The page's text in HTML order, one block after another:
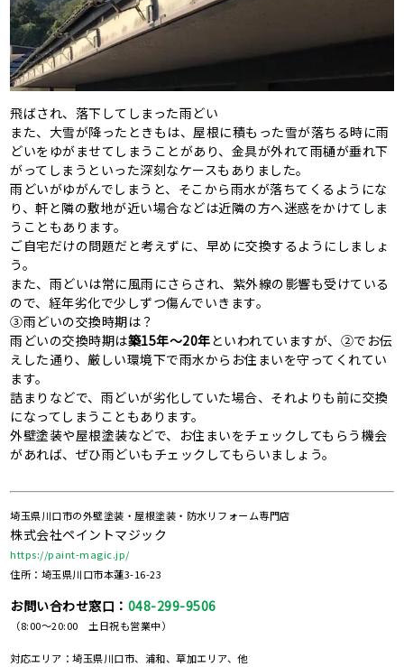
飛ばされ、落下してしまった雨どい
また、大雪が降ったときもは、屋根に積もった雪が落ちる時に雨
どいをゆがませてしまうことがあり、金具が外れて雨樋が垂れ下
がってしまうといった深刻なケースもありました。
雨どいがゆがんでしまうと、そこから雨水が落ちてくるようにな
り、軒と隣の敷地が近い場合などは近隣の方へ迷惑をかけてしま
うこともあります。
ご自宅だけの問題だと考えずに、早めに交換するようにしましょ
う。
また、雨どいは常に風雨にさらされ、紫外線の影響も受けている
ので、経年劣化で少しずつ傷んでいきます。
③雨どいの交換時期は？
雨どいの交換時期は築15年～20年といわれていますが、②でお伝
えした通り、厳しい環境下で雨水からお住まいを守ってくれてい
ます。
詰まりなどで、雨どいが劣化していた場合、それよりも前に交換
になってしまうこともあります。
外壁塗装や屋根塗装などで、お住まいをチェックしてもらう機会
があれば、ぜひ雨どいもチェックしてもらいましょう。
埼玉県川口市の外壁塗装・屋根塗装・防水リフォーム専門店
株式会社ペイントマジック
https://paint-magic.jp/
住所：埼玉県川口市本蓮3-16-23
お問い合わせ窓口： 048-299-9506
（8:00～20:00 土日祝も営業中）
対応エリア：埼玉県川口市、浦和、草加エリア、他